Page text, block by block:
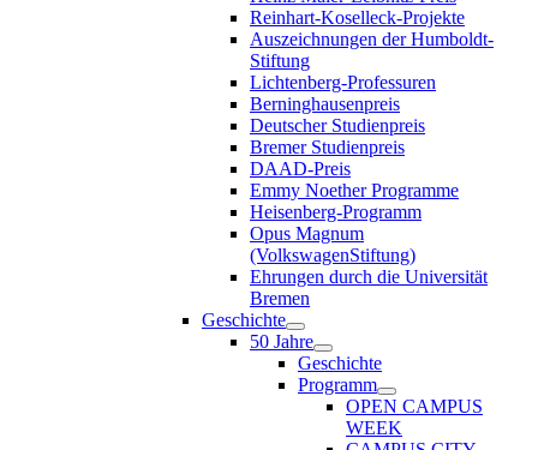
Reinhart-Koselleck-Projekte
Auszeichnungen der Humboldt-
Stiftung
Lichtenberg-Professuren
Berninghausenpreis
Deutscher Studienpreis
Bremer Studienpreis
DAAD-Preis
Emmy Noether Programme
Heisenberg-Programm
Opus Magnum
(VolkswagenStiftung)
Ehrungen durch die Universität
Bremen
Geschichte
50 Jahre
Geschichte
Programm
OPEN CAMPUS
WEEK